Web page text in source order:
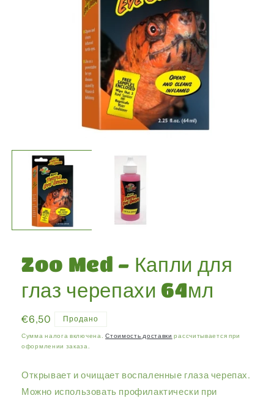
медиа-
файлы
модальном
окне
Zoo Med - Капли для
глаз черепахи 64мл
Обычная
цена
€6,50 Продано
Сумма налога включена.Стоимость доставки рассчитывается при
оформлении заказа.
Открывает и очищает воспаленные глаза черепах.
Можно использовать профилактически при